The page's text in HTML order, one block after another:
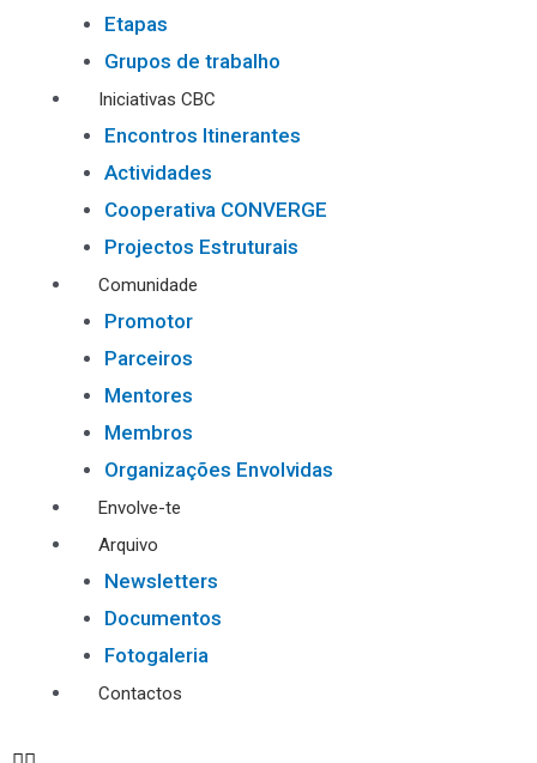
Etapas
Grupos de trabalho
Iniciativas CBC
Encontros Itinerantes
Actividades
Cooperativa CONVERGE
Projectos Estruturais
Comunidade
Promotor
Parceiros
Mentores
Membros
Organizações Envolvidas
Envolve-te
Arquivo
Newsletters
Documentos
Fotogaleria
Contactos